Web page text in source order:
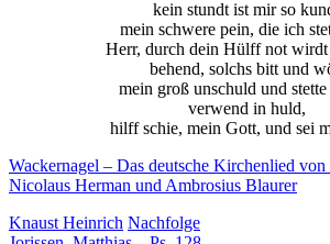
kein stundt ist mir so
mein schwere pein, die ich
Herr, durch dein Hülff not wirdt
behend, solchs bitt und
mein groß unschuld und
verwend in huld,
hilff schie, mein Gott, und sei
Wackernagel – Das deutsche Kirchenlied
Nicolaus Herman und Ambrosius Blaurer
Knaust Heinrich Nachfolge
Funktionsweise
und Struktur
Damit unsere